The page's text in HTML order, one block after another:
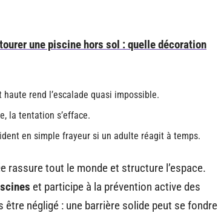
une piscine hors sol : quelle décoration
rend l’escalade quasi impossible.
la tentation s’efface.
en simple frayeur si un adulte réagit à temps.
rassure tout le monde et structure l’espace.
et participe à la prévention active des
être négligé : une barrière solide peut se fondre